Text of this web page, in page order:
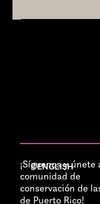
ENGLISH
¡Síguenos y únete
comunidad de
conservación de
de Puerto Rico!